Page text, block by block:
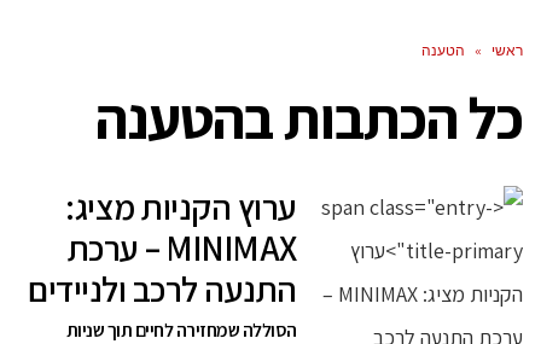
ראשי » הטענה
כל הכתבות בהטענה
ערוץ הקניות מציג:
MINIMAX – ערכת
התנעה לרכב ולניידים
הסוללה שמחזירה לחיים תוך שניות